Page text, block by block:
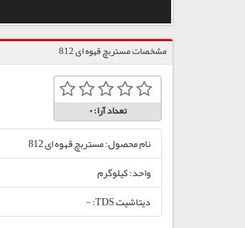
مشخصات مستربچ قهوه ای 812
تعداد آرا:0
نام محصول: مستربچ قهوه ای 812
واحد: کیلوگرم
دیتاشیت TDS: -